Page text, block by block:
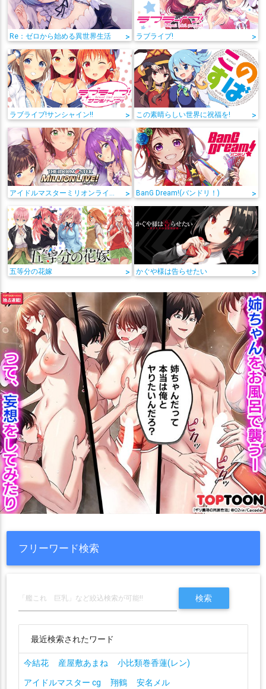
Re：ゼロから始める異世界生活 > ラブライブ! >
ラブライブ!サンシャイン!! > この素晴らしい世界に祝福を! >
アイドルマスターミリオンライブ! > BanG Dream!(バンドリ！) >
五等分の花嫁 > かぐや様は告らせたい >
フリーワード検索
最近検索されたワード
今結花 産屋敷あまね
小比類巻香蓮(レン)
アイドルマスター cg
翔鶴
安名メル